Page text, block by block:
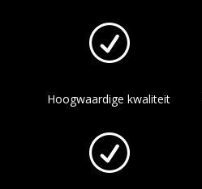
R
Hoogwaardigekwaliteit
R